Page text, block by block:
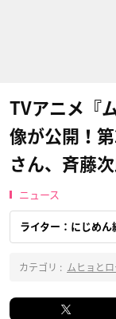
TVアニメ『
像が公開！
さん、斉藤
ニュース
ライター：にじめん
カテゴリ : ムヒョと